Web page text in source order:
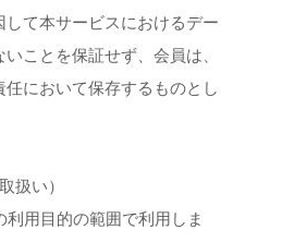
て本サービスにおけるデー
ことを保証せず、会員は、
において保存するものとし
扱い）
利用目的の範囲で利用しま